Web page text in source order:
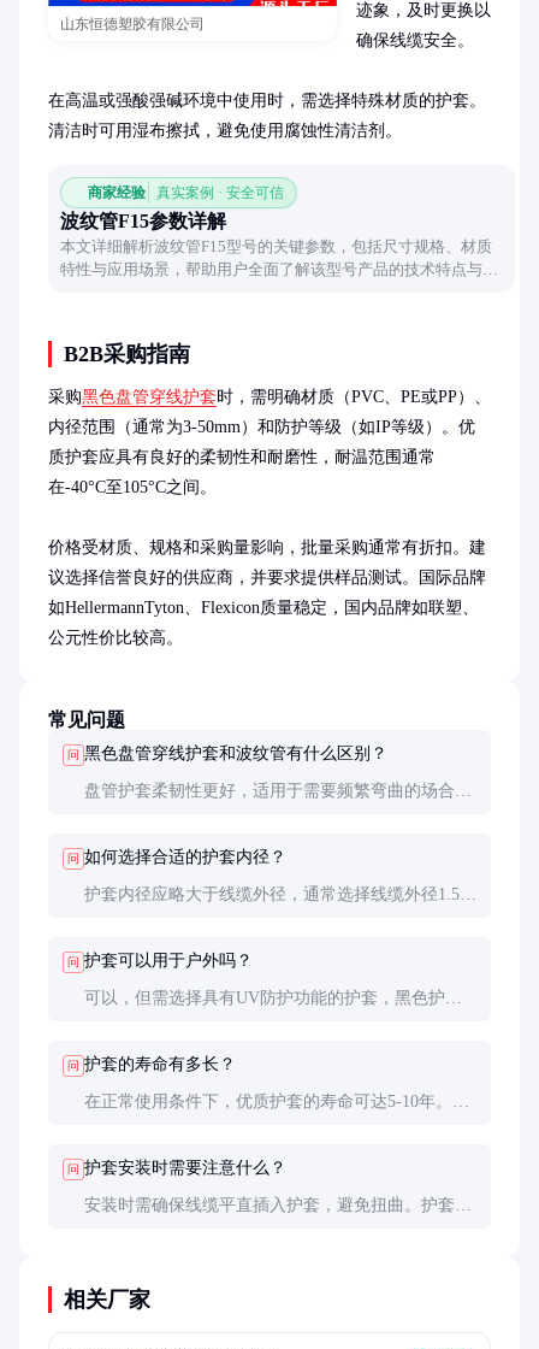
山东恒德塑胶有限公司
迹象，及时更换以
确保线缆安全。
在高温或强酸强碱环境中使用时，需选择特殊材质的护套。
清洁时可用湿布擦拭，避免使用腐蚀性清洁剂。
商家经验 真实案例 · 安全可信
波纹管F15参数详解
本文详细解析波纹管F15型号的关键参数，包括尺寸规格、材质
特性与应用场景，帮助用户全面了解该型号产品的技术特点与实
B2B采购指南
采购黑色盘管穿线护套时，需明确材质（PVC、PE或PP）、
内径范围（通常为3-50mm）和防护等级（如IP等级）。优
质护套应具有良好的柔韧性和耐磨性，耐温范围通常
在-40°C至105°C之间。
价格受材质、规格和采购量影响，批量采购通常有折扣。建
议选择信誉良好的供应商，并要求提供样品测试。国际品牌
如HellermannTyton、Flexicon质量稳定，国内品牌如联塑、
公元性价比较高。
常见问题
问 黑色盘管穿线护套和波纹管有什么区别？
盘管护套柔韧性更好，适用于需要频繁弯曲的场合；
问 如何选择合适的护套内径？
护套内径应略大于线缆外径，通常选择线缆外径1.5倍
问 护套可以用于户外吗？
可以，但需选择具有UV防护功能的护套，黑色护套
问 护套的寿命有多长？
在正常使用条件下，优质护套的寿命可达5-10年。恶
问 护套安装时需要注意什么？
安装时需确保线缆平直插入护套，避免扭曲。护套两
相关厂家